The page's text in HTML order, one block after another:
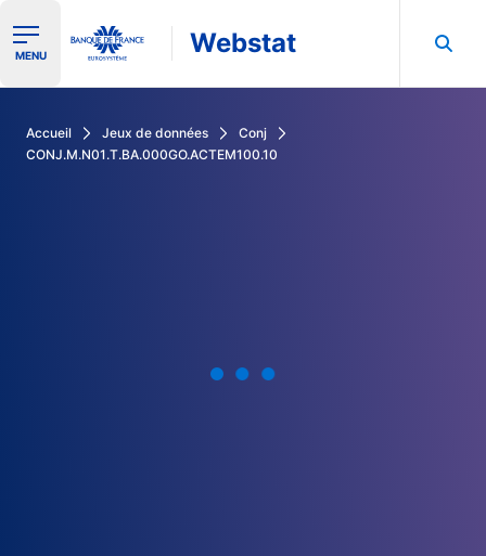
Ouvrir le menu de navigation
MENU Webstat
Accueil Jeux de données
Conj
CONJ.M.N01.T.BA.000GO.ACTEM100.10